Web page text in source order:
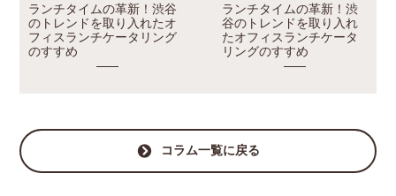
ランチタイムの革新！渋谷
のトレンドを取り入れたオ
フィスランチケータリング
のすすめ
ランチタイムの革新！渋
谷のトレンドを取り入れ
たオフィスランチケータ
リングのすすめ
コラム一覧に戻る